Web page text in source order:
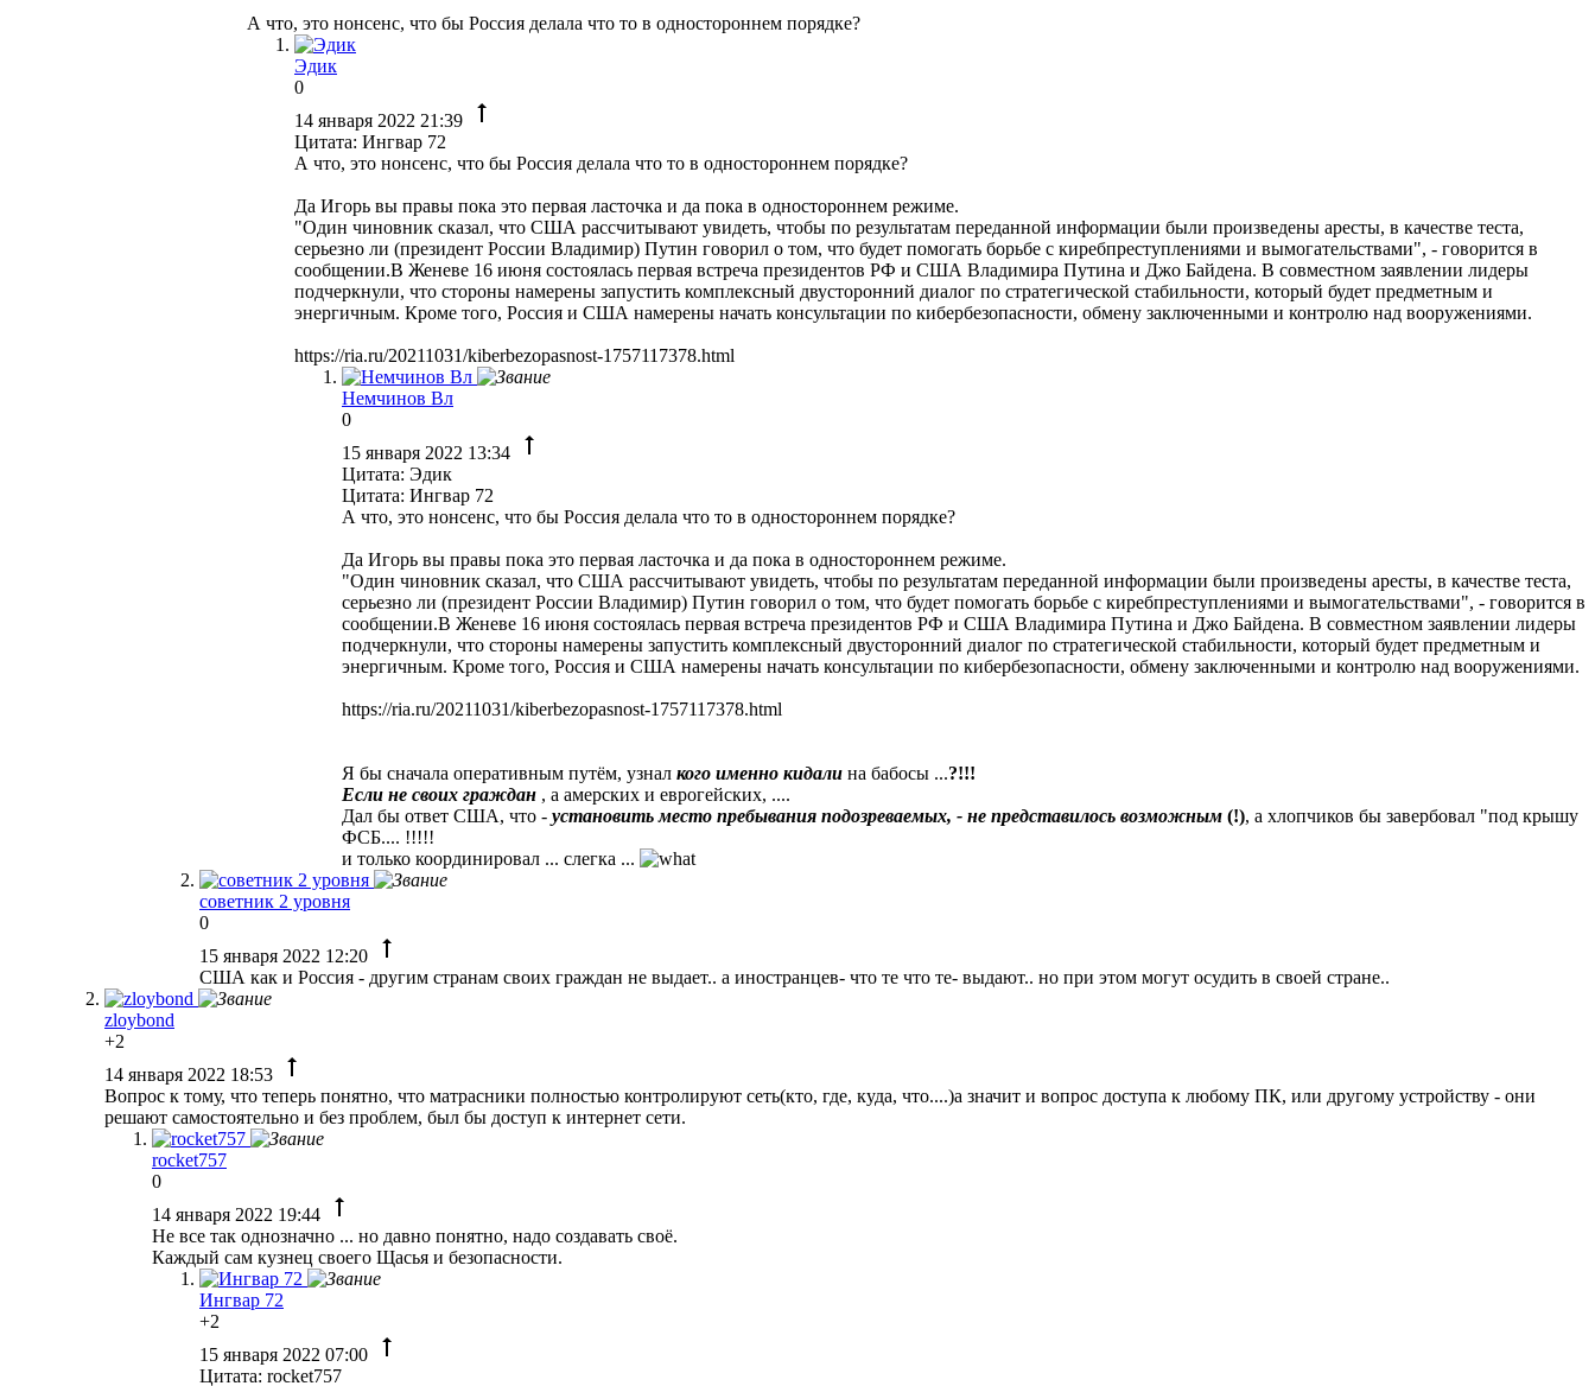
А что, это нонсенс, что бы Россия делала что то в одностороннем порядке?
Эдик
0
14 января 2022 21:39
Цитата: Ингвар 72
А что, это нонсенс, что бы Россия делала что то в одностороннем порядке?
Да Игорь вы правы пока это первая ласточка и да пока в одностороннем режиме.
"Один чиновник сказал, что США рассчитывают увидеть, чтобы по результатам переданной информации были произведены аресты, в качестве теста,
серьезно ли (президент России Владимир) Путин говорил о том, что будет помогать борьбе с киребпреступлениями и вымогательствами", - говорится в
сообщении.В Женеве 16 июня состоялась первая встреча президентов РФ и США Владимира Путина и Джо Байдена. В совместном заявлении лидеры
подчеркнули, что стороны намерены запустить комплексный двусторонний диалог по стратегической стабильности, который будет предметным и
энергичным. Кроме того, Россия и США намерены начать консультации по кибербезопасности, обмену заключенными и контролю над вооружениями.
https://ria.ru/20211031/kiberbezopasnost-1757117378.html
Немчинов Вл
0
15 января 2022 13:34
Цитата: Эдик
Цитата: Ингвар 72
А что, это нонсенс, что бы Россия делала что то в одностороннем порядке?
Да Игорь вы правы пока это первая ласточка и да пока в одностороннем режиме.
"Один чиновник сказал, что США рассчитывают увидеть, чтобы по результатам переданной информации были произведены аресты, в качестве теста,
серьезно ли (президент России Владимир) Путин говорил о том, что будет помогать борьбе с киребпреступлениями и вымогательствами", - говорится в
сообщении.В Женеве 16 июня состоялась первая встреча президентов РФ и США Владимира Путина и Джо Байдена. В совместном заявлении лидеры
подчеркнули, что стороны намерены запустить комплексный двусторонний диалог по стратегической стабильности, который будет предметным и
энергичным. Кроме того, Россия и США намерены начать консультации по кибербезопасности, обмену заключенными и контролю над вооружениями.
https://ria.ru/20211031/kiberbezopasnost-1757117378.html
Я бы сначала оперативным путём, узнал кого именно кидали на бабосы ...?!!!
Если не своих граждан , а амерских и еврогейских, ....
Дал бы ответ США, что - установить место пребывания подозреваемых, - не представилось возможным (!), а хлопчиков бы завербовал "под крышу
ФСБ.... !!!!!
и только координировал ... слегка ...
советник 2 уровня
0
15 января 2022 12:20
США как и Россия - другим странам своих граждан не выдает.. а иностранцев- что те что те- выдают.. но при этом могут осудить в своей стране..
zloybond
+2
14 января 2022 18:53
Вопрос к тому, что теперь понятно, что матрасники полностью контролируют сеть(кто, где, куда, что....)а значит и вопрос доступа к любому ПК, или другому устройству - они
решают самостоятельно и без проблем, был бы доступ к интернет сети.
rocket757
0
14 января 2022 19:44
Не все так однозначно ... но давно понятно, надо создавать своё.
Каждый сам кузнец своего Щасья и безопасности.
Ингвар 72
+2
15 января 2022 07:00
Цитата: rocket757